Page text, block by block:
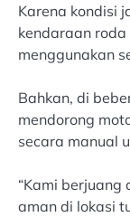
Karena kondisi
kendaraan
menggunakan
Bahkan, di
mendorong
secara manual
“Kami
aman di lokasi